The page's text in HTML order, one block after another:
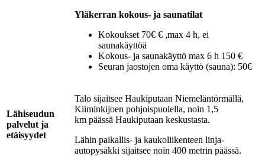
Yläkerran kokous- ja saunatilat
Kokoukset 70€ € ,max 4 h, ei
saunakäyttöä
Kokous- ja saunakäyttö max 6 h 150 €
Seuran jaostojen oma käyttö (sauna): 50€
Lähiseudun
palvelut ja
etäisyydet
Talo sijaitsee Haukiputaan Niemeläntörmällä,
Kiiminkijoen pohjoispuolella, noin 1,5
km päässä Haukiputaan keskustasta.
Lähin paikallis- ja kaukoliikenteen linja-
autopysäkki sijaitsee noin 400 metrin päässä.